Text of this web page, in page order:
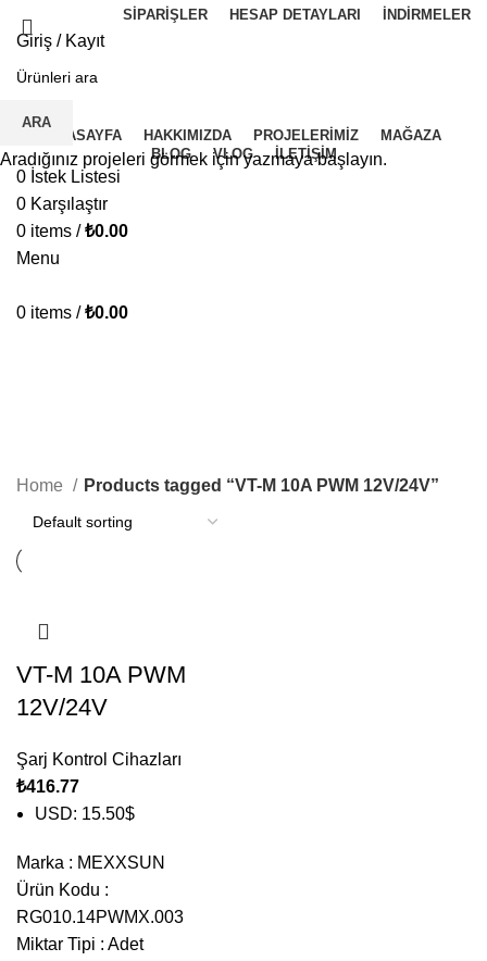
SIPARIŞLER HESAP DETAYLARI İNDIRMELER
Giriş / Kayıt
İ.K BAŞVURU FORMU
ANASAYFA HAKKIMIZDA PROJELERIMIZ
MAĞAZA
BLOG
VLOG İLETIŞIM
0 İstek Listesi
0 Karşılaştır
0 items / ₺0.00
Menu
0 items / ₺0.00
Home Products tagged “VT-M 10A PWM 12V/24V”
VT-M 10A PWM
12V/24V
Şarj Kontrol Cihazları
₺416.77
USD: 15.50$
Marka : MEXXSUN
Ürün Kodu :
RG010.14PWMX.003
Miktar Tipi : Adet
ARA
Aradığınız projeleri görmek için yazmaya başlayın.